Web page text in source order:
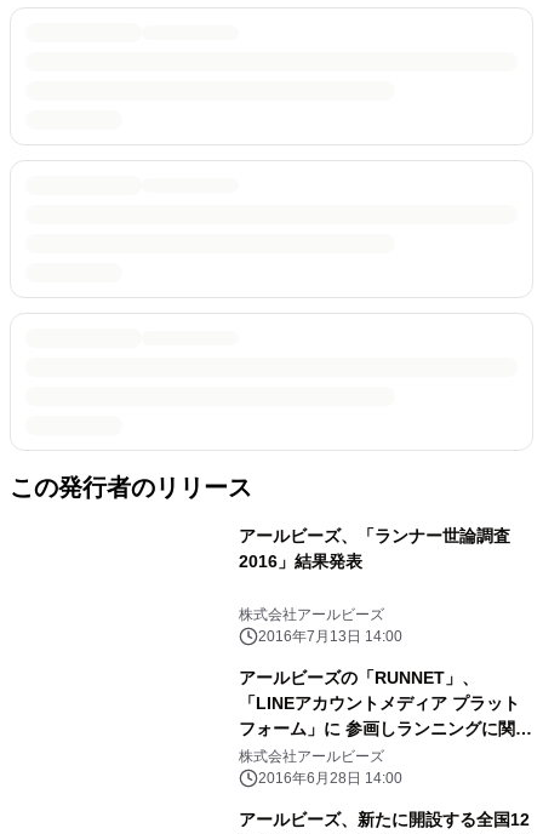
この発行者のリリース
アールビーズ、「ランナー世論調査
2016」結果発表
株式会社アールビーズ
2016年7月13日 14:00
アールビーズの「RUNNET」、
「LINEアカウントメディア プラット
フォーム」に 参画しランニングに関す
る情報を公式アカウントを 通じて、週
3回ダイジェスト配信
株式会社アールビーズ
2016年6月28日 14:00
アールビーズ、新たに開設する全国12